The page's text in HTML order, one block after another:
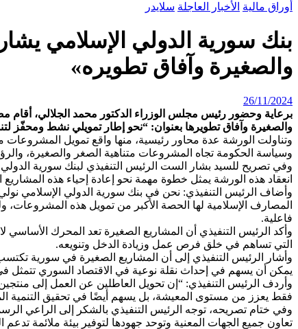
أوراق مالية الأخبار العاجلة سلايدر
بنك سورية الدولي الإسلامي
والصغيرة وآفاق تطويره»
26/11/2024
برعاية وحضور رئيس مجلس الوزراء الدكتور محمد الجلالي، أقام
والصغيرة وآفاق تطويرها بعنوان: “نحو إطار تمويلي نشط ومحفّز لتنمية المشروعات
وتناولت الورشة عدة محاور رئيسية، منها واقع تمويل
وسياسة الحكومة تجاه المشروعات متناهية الصغر والصغيرة،
وفي تصريح للسيد بشار الست الرئيس التنفيذي لبنك سورية الدولي
انعقاد هذه الورشة يمثل خطوة مهمة نحو إعادة إحياء هذه
وأضاف الرئيس التنفيذي: نحن في بنك سورية الدولي الإسلامي
المصارف الإسلامية لها الحصة الأكبر من تمويل هذه
فاعلية.
وأكد الرئيس التنفيذي أن المشاريع الصغيرة تعد المحرك الأساسي
التي تساهم في خلق فرص عمل وزيادة الدخل وتنويعه.
وأشار الرئيس التنفيذي إلى أن المشاريع الصغيرة في سورية تكتسب
يمكن أن يسهم في إحداث نقلة نوعية في الاقتصاد السوري تتمثل في
وأردف الرئيس التنفيذي: “إن تحويل العاطلين عن العمل إلى
فقط يعزز من مستوى المعيشة، بل يسهم أيضًا في تحقيق التنمية
وفي ختام تصريحه، توجه الرئيس التنفيذي بالشكر إلى الراعي
تعاون جميع الجهات المعنية وتوحد جهودها لتوفير بيئة ملائمة